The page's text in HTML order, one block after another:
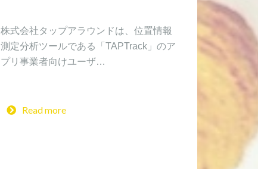
株式会社タップアラウンドは、位置情報
測定分析ツールである「TAPTrack」のア
プリ事業者向けユーザ…
Read more